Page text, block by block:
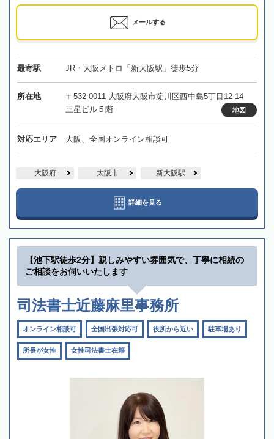
メールする
最寄駅 JR・大阪メトロ「新大阪駅」徒歩5分
所在地
〒532-0011 大阪府大阪市淀川区西中島5丁目12-14
三星ビル５階
地図
対応エリア 大阪、全国オンライン相談可
大阪府 大阪市 新大阪駅
詳細を見る
【池下駅徒歩2分】親しみやすい雰囲気で、丁寧に相続の
ご相談をお伺いいたします
司法書士近藤麻里事務所
オンライン相談可 全国出張対応可 役所から近い 駐車場あり
所長が女性 女性司法書士在籍